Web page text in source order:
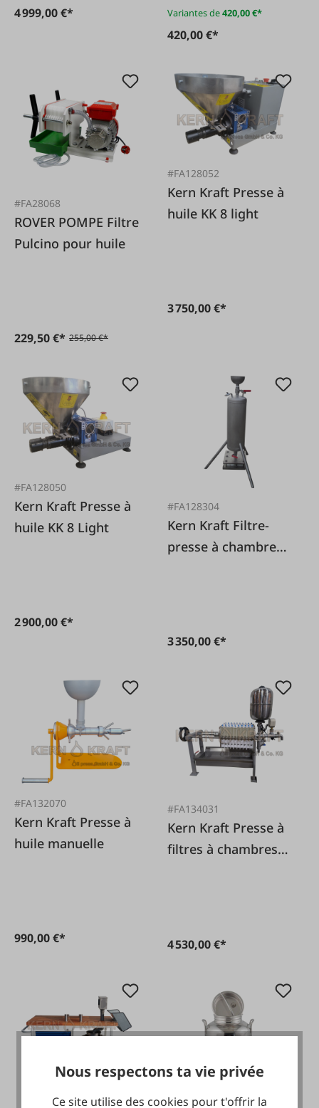
4 999,00 €* Variantes de420,00 €*
420,00 €*
#FA28068
ROVER POMPE Filtre
Pulcino pour huile
229,50 €* 255,00 €*
#FA128052
Kern Kraft Presse à
huile KK 8 light
3 750,00 €*
#FA128050
Kern Kraft Presse à
huile KK 8 Light
2 900,00 €*
#FA128304
Kern Kraft Filtre-
presse à chambres
3 350,00 €*
#FA132070
Kern Kraft Presse à
huile manuelle
990,00 €*
#FA134031
Kern Kraft Presse à
filtres à chambres
4 530,00 €*
Nous respectons ta vie privée
Ce site utilise des cookies pour t'offrir la